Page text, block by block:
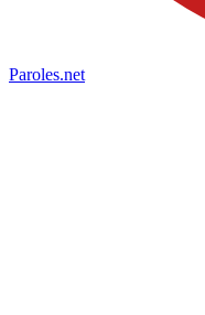
Paroles.net